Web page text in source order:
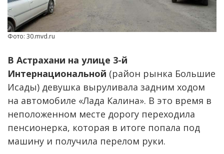
Фото: 30.mvd.ru
В Астрахани на улице 3-й
Интернациональной (район рынка Большие
Исады) девушка выруливала задним ходом
на автомобиле «Лада Калина». В это время в
неположенном месте дорогу переходила
пенсионерка, которая в итоге попала под
машину и получила перелом руки.